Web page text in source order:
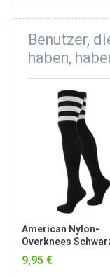
Benutzer,
haben,
American Nylon-
Overknees
9,95 €